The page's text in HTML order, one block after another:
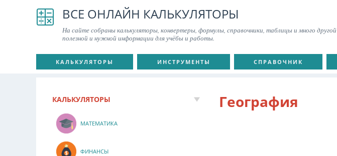
ВСЕ ОНЛАЙН КАЛЬКУЛЯТОРЫ
На сайте собраны калькуляторы, конвертеры, формулы, справочники, таблицы и много другой
полезной и нужной информации для учёбы и работы.
КАЛЬКУЛЯТОРЫ ИНСТРУМЕНТЫ СПРАВОЧНИК
География
КАЛЬКУЛЯТОРЫ
МАТЕМАТИКА
ФИНАНСЫ